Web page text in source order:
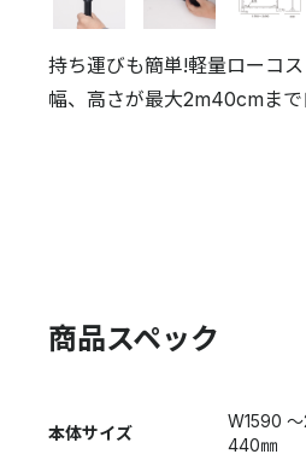
持ち運びも簡単!軽量ローコ
幅、高さが最大2m40cmま
商品スペック
本体サイズ
W1590
440㎜